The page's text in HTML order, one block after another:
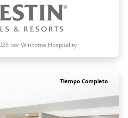
por Wincome Hospitality
Tiempo Completo